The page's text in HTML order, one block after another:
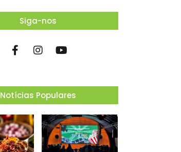
Siga-nos
Notícias Populares